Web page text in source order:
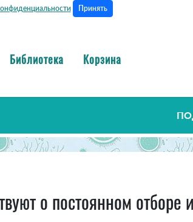
Принять
Библиотека Корзина
о постоянном отборе и